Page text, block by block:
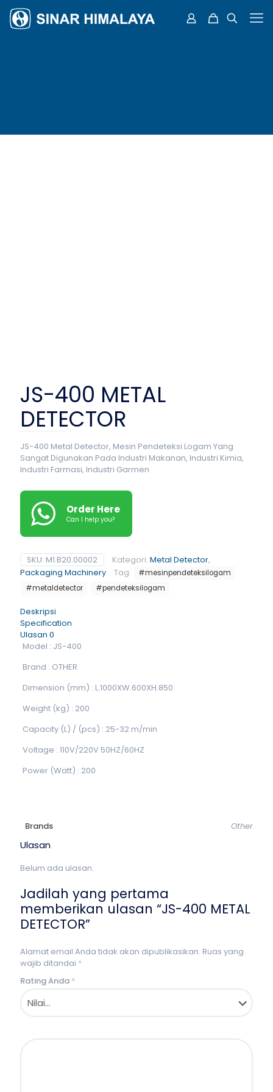
JS-400 METAL
DETECTOR
JS-400 Metal Detector, Mesin Pendeteksi Logam Yang
Sangat Digunakan Pada Industri Makanan, Industri Kimia,
Industri Farmasi, Industri Garmen
Order Here
Can I help you?
SKU: M1.B20.00002 Kategori: Metal Detector,
Packaging Machinery
Tag:
#mesinpendeteksilogam
#metaldetector
#pendeteksilogam
Deskripsi
Specification
Ulasan 0
Model : JS-400
Brand : OTHER
Dimension (mm) : L.1000XW.600XH.850
Weight (kg) : 200
Capacity (L) / (pcs) : 25-32 m/min
Voltage : 110V/220V 50HZ/60HZ
Power (Watt) : 200
Brands Other
Ulasan
Belum ada ulasan.
Jadilah yang pertama
memberikan ulasan “JS-400 METAL
DETECTOR”
Alamat email Anda tidak akan dipublikasikan. Ruas yang
wajib ditandai *
Rating Anda *